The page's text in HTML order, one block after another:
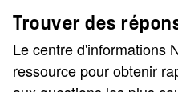
Trouver des
Le centre d'informations
ressource pour obtenir